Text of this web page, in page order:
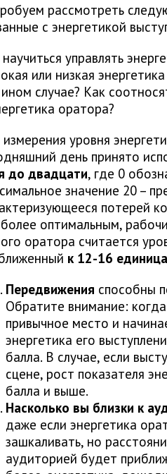
рассмотреть
с энергетикой
управлять
или низкая
случае? Как
оратора?
измерения уровня
день принято
до двадцати, где 0
значение 20 –
потерей
оптимальным,
оратора считается
к 12-16
Передвижения способны
Обратите внимание:
привычное место и
энергетика его
балла. В случае, если
сцене, рост показателя
балла и выше.
Насколько вы близки к
даже если энергетика
зашкаливать, но
аудиторией будет